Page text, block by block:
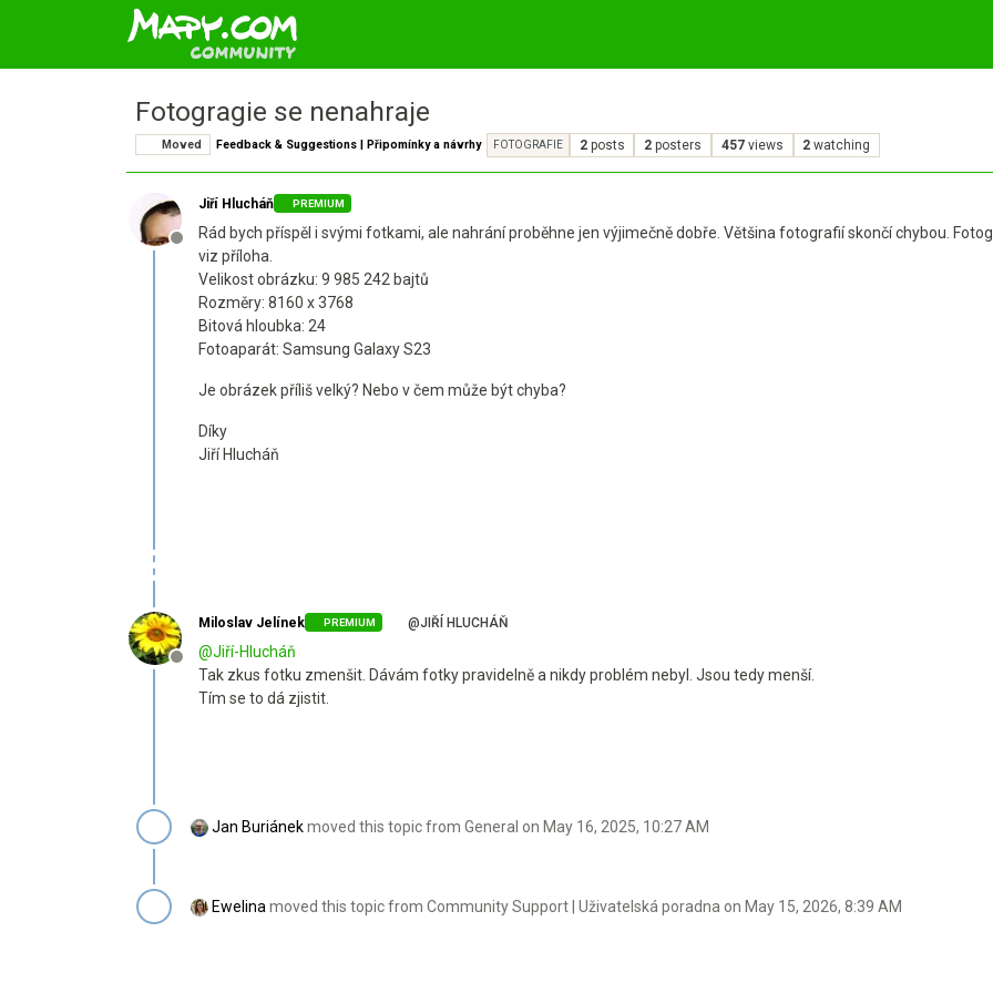
Fotogragie se nenahraje
Moved Feedback & Suggestions | Připomínky a návrhy FOTOGRAFIE 2 posts 2 posters 457 views 2 watching
Offline
Jiří Hlucháň PREMIUM
Rád bych příspěl i svými fotkami, ale nahrání proběhne jen výjimečně dobře. Většina fotografií skončí chybou.
viz příloha.
Velikost obrázku: 9 985 242 bajtů
Rozměry: 8160 x 3768
Bitová hloubka: 24
Fotoaparát: Samsung Galaxy S23
Je obrázek příliš velký? Nebo v čem může být chyba?
Díky
Jiří Hlucháň
Offline
Miloslav Jelínek PREMIUM @JIŘÍ HLUCHÁŇ
@Jiří-Hlucháň
Tak zkus fotku zmenšit. Dávám fotky pravidelně a nikdy problém nebyl. Jsou tedy menší.
Tím se to dá zjistit.
Jan Buriánekmoved this topic from General on May 16, 2025, 10:27 AM
Ewelina moved this topic from Community Support | Uživatelská poradna on May 15, 2026, 8:39 AM